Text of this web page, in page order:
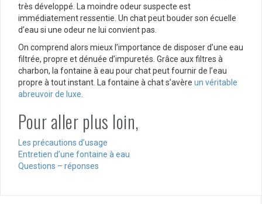
très développé. La moindre odeur suspecte est
immédiatement ressentie. Un chat peut bouder son écuelle
d’eau si une odeur ne lui convient pas.
On comprend alors mieux l’importance de disposer d’une eau
filtrée, propre et dénuée d’impuretés. Grâce aux filtres à
charbon, la fontaine à eau pour chat peut fournir de l’eau
propre à tout instant. La fontaine à chat s’avère un véritable
abreuvoir de luxe
Pour aller plus loin,
Les précautions d’usage
Entretien d’une fontaine à eau
Questions – réponses